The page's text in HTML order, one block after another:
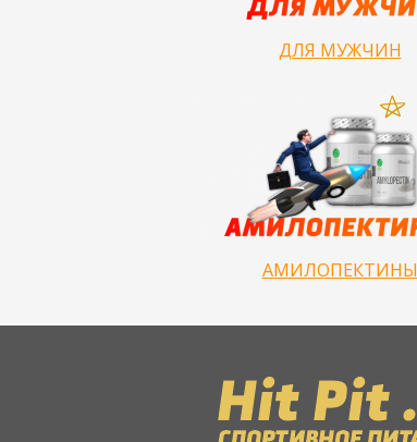
ДЛЯ МУЖЧИН
АМИЛОПЕКТИНЫ